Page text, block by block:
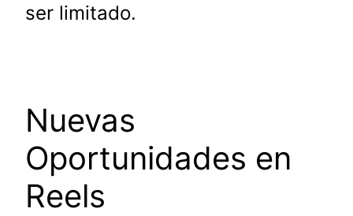
ser limitado.
Nuevas
Oportunidades en
Reels